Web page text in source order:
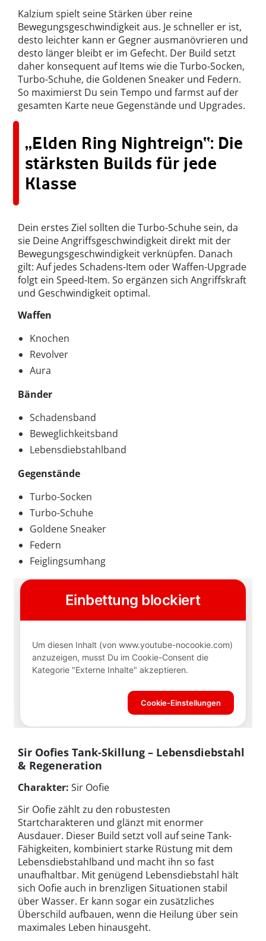
Kalzium spielt seine Stärken über reine
Bewegungsgeschwindigkeit aus. Je schneller er ist,
desto leichter kann er Gegner ausmanövrieren und
desto länger bleibt er im Gefecht. Der Build setzt
daher konsequent auf Items wie die Turbo-Socken,
Turbo-Schuhe, die Goldenen Sneaker und Federn.
So maximierst Du sein Tempo und farmst auf der
gesamten Karte neue Gegenstände und Upgrades.
„Elden Ring Nightreign“: Die
stärksten Builds für jede
Klasse
Dein erstes Ziel sollten die Turbo-Schuhe sein, da
sie Deine Angriffsgeschwindigkeit direkt mit der
Bewegungsgeschwindigkeit verknüpfen. Danach
gilt: Auf jedes Schadens-Item oder Waffen-Upgrade
folgt ein Speed-Item. So ergänzen sich Angriffskraft
und Geschwindigkeit optimal.
Waffen
Knochen
Revolver
Aura
Bänder
Schadensband
Beweglichkeitsband
Lebensdiebstahlband
Gegenstände
Turbo-Socken
Turbo-Schuhe
Goldene Sneaker
Federn
Feiglingsumhang
Sir Oofies Tank-Skillung – Lebensdiebstahl
& Regeneration
Charakter: Sir Oofie
Sir Oofie zählt zu den robustesten
Startcharakteren und glänzt mit enormer
Ausdauer. Dieser Build setzt voll auf seine Tank-
Fähigkeiten, kombiniert starke Rüstung mit dem
Lebensdiebstahlband und macht ihn so fast
unaufhaltbar. Mit genügend Lebensdiebstahl hält
sich Oofie auch in brenzligen Situationen stabil
über Wasser. Er kann sogar ein zusätzliches
Überschild aufbauen, wenn die Heilung über sein
maximales Leben hinausgeht.